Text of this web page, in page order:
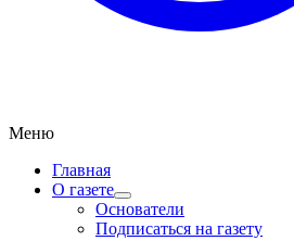
Меню
Главная
О газете
Основатели
Подписаться на газету